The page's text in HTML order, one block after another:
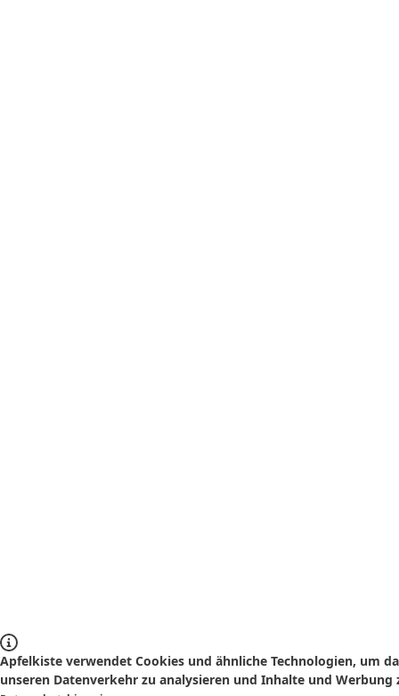
Apfelkiste verwendet Cookies und ähnliche Technologien, um
unseren Datenverkehr zu analysieren und Inhalte und